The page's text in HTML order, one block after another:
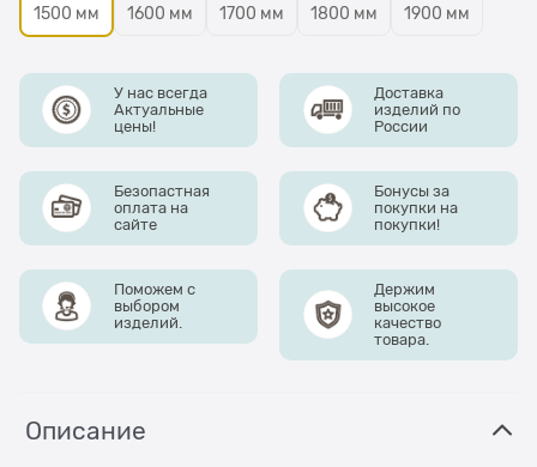
1500 мм 1600 мм 1700 мм 1800 мм 1900 мм
У нас всегда
Актуальные
цены!
Доставка
изделий по
России
Безопастная
оплата на
сайте
Бонусы за
покупки на
покупки!
Поможем с
выбором
изделий.
Держим
высокое
качество
товара.
Описание